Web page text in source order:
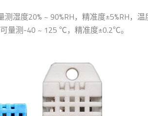
湿度20% ~ 90%RH，精准度±5%RH
量测-40 ~ 125 ℃，精准度±0.2℃。